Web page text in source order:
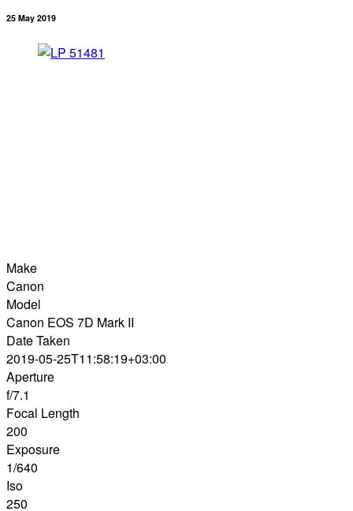
25 May 2019
Make
Canon
Model
Canon EOS 7D Mark II
Date Taken
2019-05-25T11:58:19+03:00
Aperture
f/7.1
Focal Length
200
Exposure
1/640
Iso
250